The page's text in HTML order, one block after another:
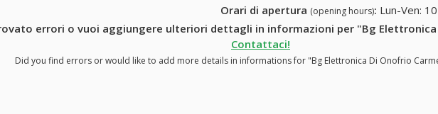
Orari di apertura (opening hours): Lun-Ven:
errori o vuoi aggiungere ulteriori dettagli in informazioni per "Bg Elettronica
Contattaci!
Did you find errors or would like to add more details in informations for "Bg Elettronica Di Onofrio